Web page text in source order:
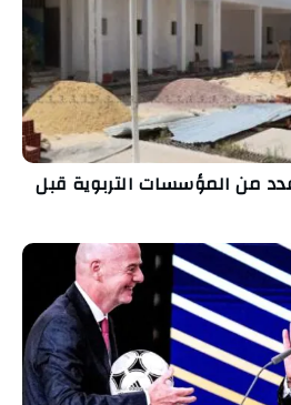
من المؤسسات التربوية قبل